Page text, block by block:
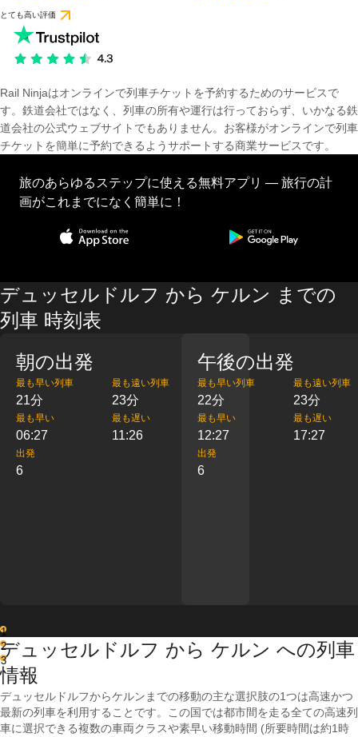
とても高い評価
Rail Ninjaはオンラインで列車チケットを予約するためのサービスで
す。鉄道会社ではなく、列車の所有や運行は行っておらず、いかなる鉄
道会社の公式ウェブサイトでもありません。お客様がオンラインで列車
チケットを簡単に予約できるようサポートする商業サービスです。
旅のあらゆるステップに使える無料アプリ — 旅行の計
画がこれまでになく簡単に！
デュッセルドルフ から ケルン までの
列車 時刻表
朝の出発
最も早い列車
21分
最も遠い列車
23分
最も早い
06:27
最も遅い
11:26
出発
6
午後の出発
最も早い列車
22分
最も遠い列車
23分
最も早い
12:27
最も遅い
17:27
出発
6
1
2
3
デュッセルドルフ から ケルン への列車
情報
デュッセルドルフからケルンまでの移動の主な選択肢の1つは高速かつ
最新の列車を利用することです。この国では都市間を走る全ての高速列
車に選択できる複数の車両クラスや素早い移動時間 (所要時間は約1時